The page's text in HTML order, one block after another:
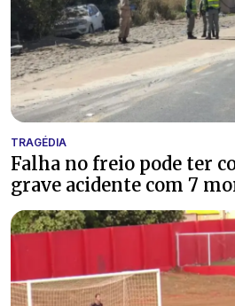
TRAGÉDIA
Falha no freio pode ter
grave acidente com 7